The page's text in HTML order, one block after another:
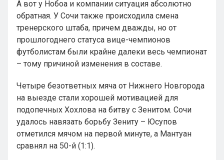
А вот у Нобоа и компании ситуация абсолютно
обратная. У Сочи также происходила смена
тренерского штаба, причем дважды, но от
прошлогоднего статуса вице-чемпионов
футболистам были крайне далеки весь чемпионат
– тому причиной изменения в составе.
Четыре безответных мяча от Нижнего Новгорода
на выезде стали хорошей мотивацией для
подопечных Хохлова на битву с Зенитом. Сочи
удалось навязать борьбу Зениту – Юсупов
отметился мячом на первой минуте, а Мантуан
сравнял на 50-й (1:1).